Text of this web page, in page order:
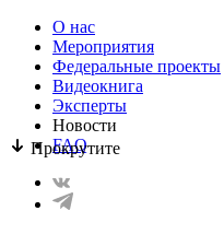
Прокрутите
О нас
Mероприятия
Федеральные проекты
Видеокнига
Эксперты
Новости
FAQ